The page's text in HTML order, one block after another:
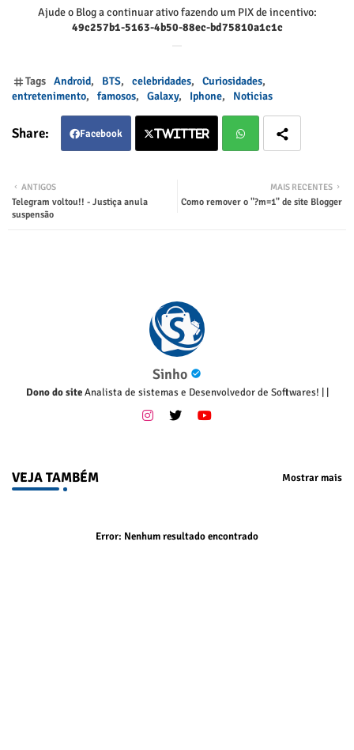
Ajude o Blog a continuar ativo fazendo um PIX de incentivo:
49c257b1-5163-4b50-88ec-bd75810a1c1c
Tags Android BTS celebridades
Curiosidades
entretenimento
famosos Galaxy Iphone Noticias
Facebook Twitter
Twitter
tsap
MAIS RECENTES
Como remover o "?m=1" de site Blogger
ANTIGOS
Telegram voltou!! - Justiça anula
suspensão
Sinho
Dono do site Analista de sistemas e Desenvolvedor de Softwares!
VEJA TAMBÉM Mostrar mais
Error: Nenhum resultado encontrado